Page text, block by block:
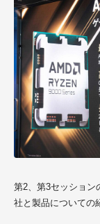
第2、第3セッション
社と製品についての